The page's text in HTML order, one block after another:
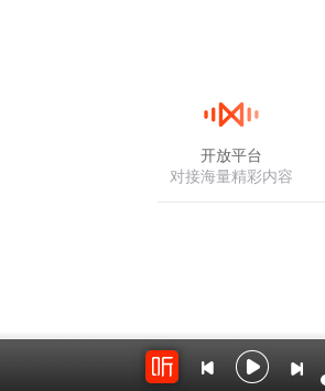
开放平台
对接海量精彩内容